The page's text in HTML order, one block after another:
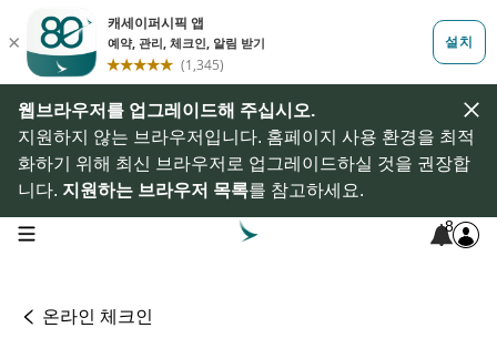
웹브라우저를 업그레이드해 주십시오.
지원하지 않는 브라우저입니다. 홈페이지 사용 환경을 최적
화하기 위해 최신 브라우저로 업그레이드하실 것을 권장합
니다. 지원하는 브라우저 목록를 참고하세요.
open navigation menu 8
온라인 체크인